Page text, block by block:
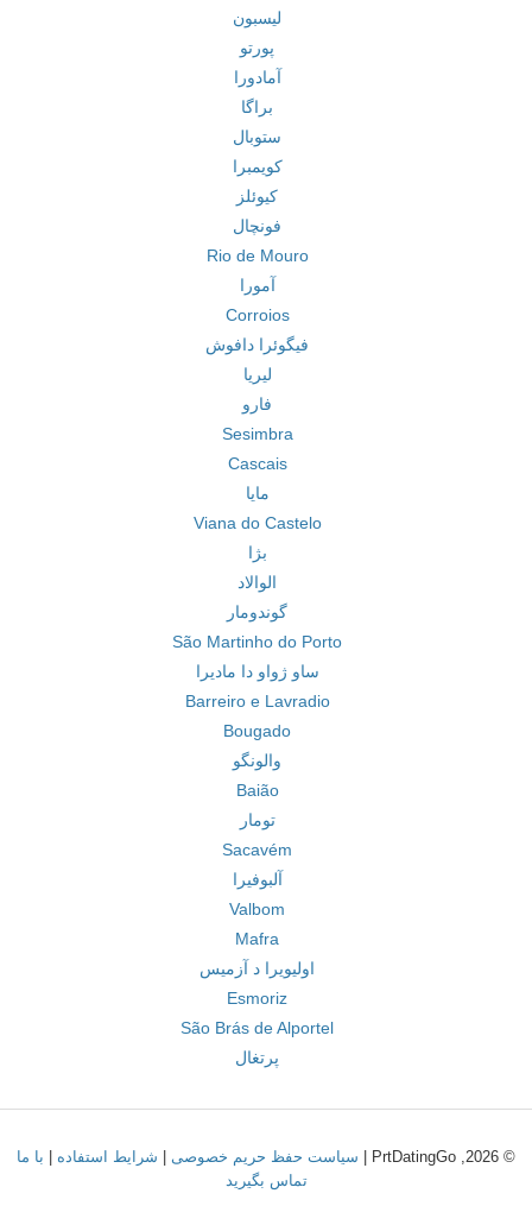
لیسبون
پورتو
آمادورا
براگا
ستوبال
کویمبرا
کیوئلز
فونچال
Rio de Mouro
آمورا
Corroios
فیگوئرا دافوش
لیریا
فارو
Sesimbra
Cascais
مایا
Viana do Castelo
بژا
الوالاد
گوندومار
São Martinho do Porto
ساو ژواو دا مادیرا
Barreiro e Lavradio
Bougado
والونگو
Baião
تومار
Sacavém
آلبوفیرا
Valbom
Mafra
اولیویرا د آزمیس
Esmoriz
São Brás de Alportel
پرتغال
© 2026, PrtDatingGo | سیاست حفظ حریم خصوصی شرایط استفاده
با ما
تماس بگیرید